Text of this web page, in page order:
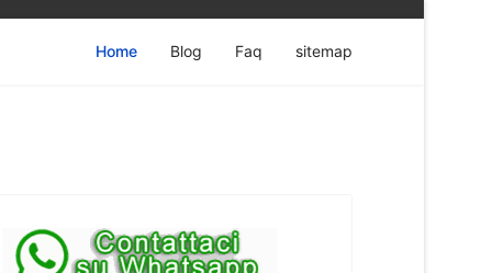
Home Blog Faq sitemap